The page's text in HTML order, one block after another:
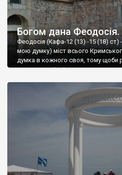
Богом дана Феодосія.
Феодосія (Кафа-12 (13) -15 (18) ст)
мою думку) міст всього
думка в кожного своя, тому щоби
запрошую відвідати це